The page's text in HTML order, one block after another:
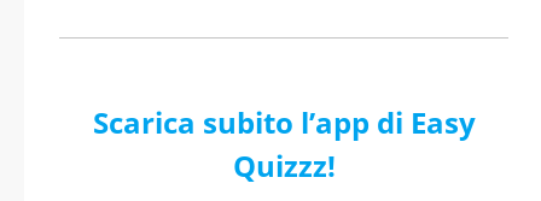
Scarica subito l’app di Easy
Quizzz!